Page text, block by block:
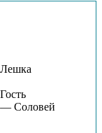
— Соловей